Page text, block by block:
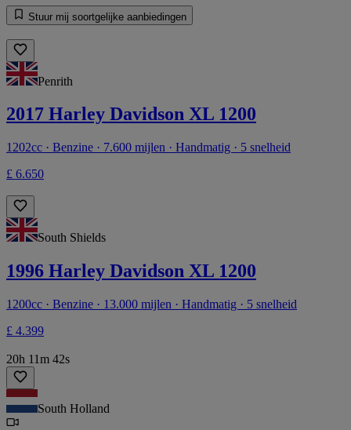
Stuur mij soortgelijke aanbiedingen
Penrith
2017 Harley Davidson XL 1200
1202cc · Benzine · 7.600 mijlen · Handmatig · 5 snelheid
£ 6.650
South Shields
1996 Harley Davidson XL 1200
1200cc · Benzine · 13.000 mijlen · Handmatig · 5 snelheid
£ 4.399
20h 11m 42s
South Holland